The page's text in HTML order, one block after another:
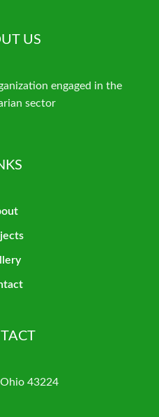
US
engaged in the
sector
43224